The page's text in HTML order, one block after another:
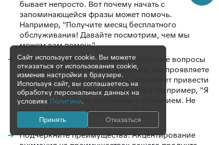
бывает непросто. Вот почему начать с
запоминающейся фразы может помочь.
Например, "Получите месяц бесплатного
обслуживания! Давайте посмотрим, чем мы
можем вам помочь".
Задавайте вопросы. Задавая открытые вопросы
в сервисе клиентской поддержки, вы проявляете
интерес к проблеме клиента, что может привести
к более продуктивному разговору. Например, "Я
понимаю, что у вас проблемы с общением. Не
могли бы вы рассказать мне об этом
подробнее?".
Подчеркните преимущества. Акцентирование
Сайт использует cookie. Вы можете
отказаться от использования cookie,
изменив настройки в браузере.
Используя сайт, вы соглашаетесь на
обработку персональных данных на
условиях Политики.
Принять Отказаться